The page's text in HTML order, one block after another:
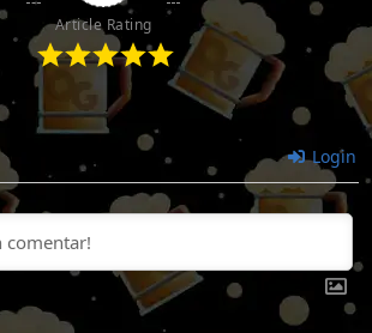
Article Rating
Login